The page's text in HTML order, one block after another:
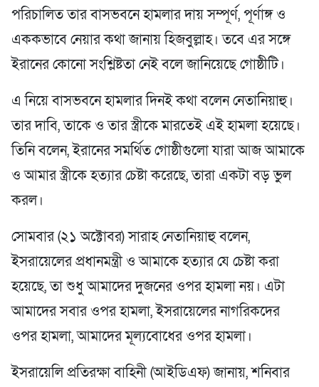
পরিচালিত তার বাসভবনে হামলার দায় সম্পূর্ণ, পূর্ণাঙ্গ ও
এককভাবে নেয়ার কথা জানায় হিজবুল্লাহ। তবে এর সঙ্গে
ইরানের কোনো সংশ্লিষ্টতা নেই বলে জানিয়েছে গোষ্ঠীটি।
এ নিয়ে বাসভবনে হামলার দিনই কথা বলেন নেতানিয়াহু।
তার দাবি, তাকে ও তার স্ত্রীকে মারতেই এই হামলা হয়েছে।
তিনি বলেন, ইরানের সমর্থিত গোষ্ঠীগুলো যারা আজ আমাকে
ও আমার স্ত্রীকে হত্যার চেষ্টা করেছে, তারা একটা বড় ভুল
করল।
সোমবার (২১ অক্টোবর) সারাহ নেতানিয়াহু বলেন,
ইসরায়েলের প্রধানমন্ত্রী ও আমাকে হত্যার যে চেষ্টা করা
হয়েছে, তা শুধু আমাদের দুজনের ওপর হামলা নয়। এটা
আমাদের সবার ওপর হামলা, ইসরায়েলের নাগরিকদের
ওপর হামলা, আমাদের মূল্যবোধের ওপর হামলা।
ইসরায়েলি প্রতিরক্ষা বাহিনী (আইডিএফ) জানায়, শনিবার